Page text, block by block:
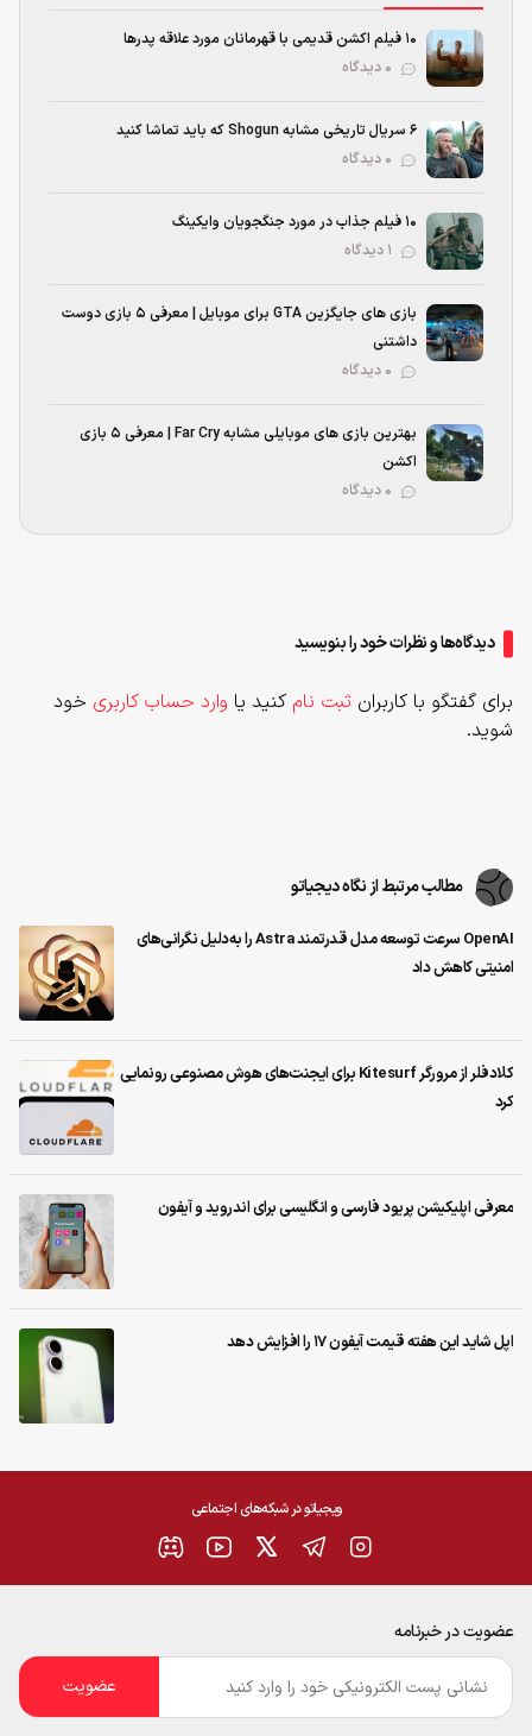
۱۰ فیلم اکشن قدیمی با قهرمانان مورد علاقه پدرها
۶ سریال تاریخی مشابه Shogun که باید تماشا کنید
۱۰ فیلم جذاب در مورد جنگجویان وایکینگ
بازی های جایگزین GTA برای موبایل | معرفی ۵ بازی دوست
داشتنی
بهترین بازی‌ های موبایلی مشابه Far Cry | معرفی ۵ بازی
اکشن
دیدگاه‌ها و نظرات خود را بنویسید
برای گفتگو با کاربران ثبت نام کنید یا وارد حساب کاربری خود
شوید.
مطالب مرتبط از نگاه دیجیاتو
OpenAI سرعت توسعه مدل قدرتمند Astra را به‌دلیل نگرانی‌های
امنیتی کاهش داد
کلادفلر از مرورگر Kitesurf برای ایجنت‌های هوش مصنوعی رونمایی
کرد
معرفی اپلیکیشن‌ پریود فارسی و انگلیسی برای اندروید و آیفون
اپل شاید این هفته قیمت آیفون ۱۷ را افزایش دهد
ویجیاتو در شبکه‌های اجتماعی
عضویت در خبرنامه
ایمیل